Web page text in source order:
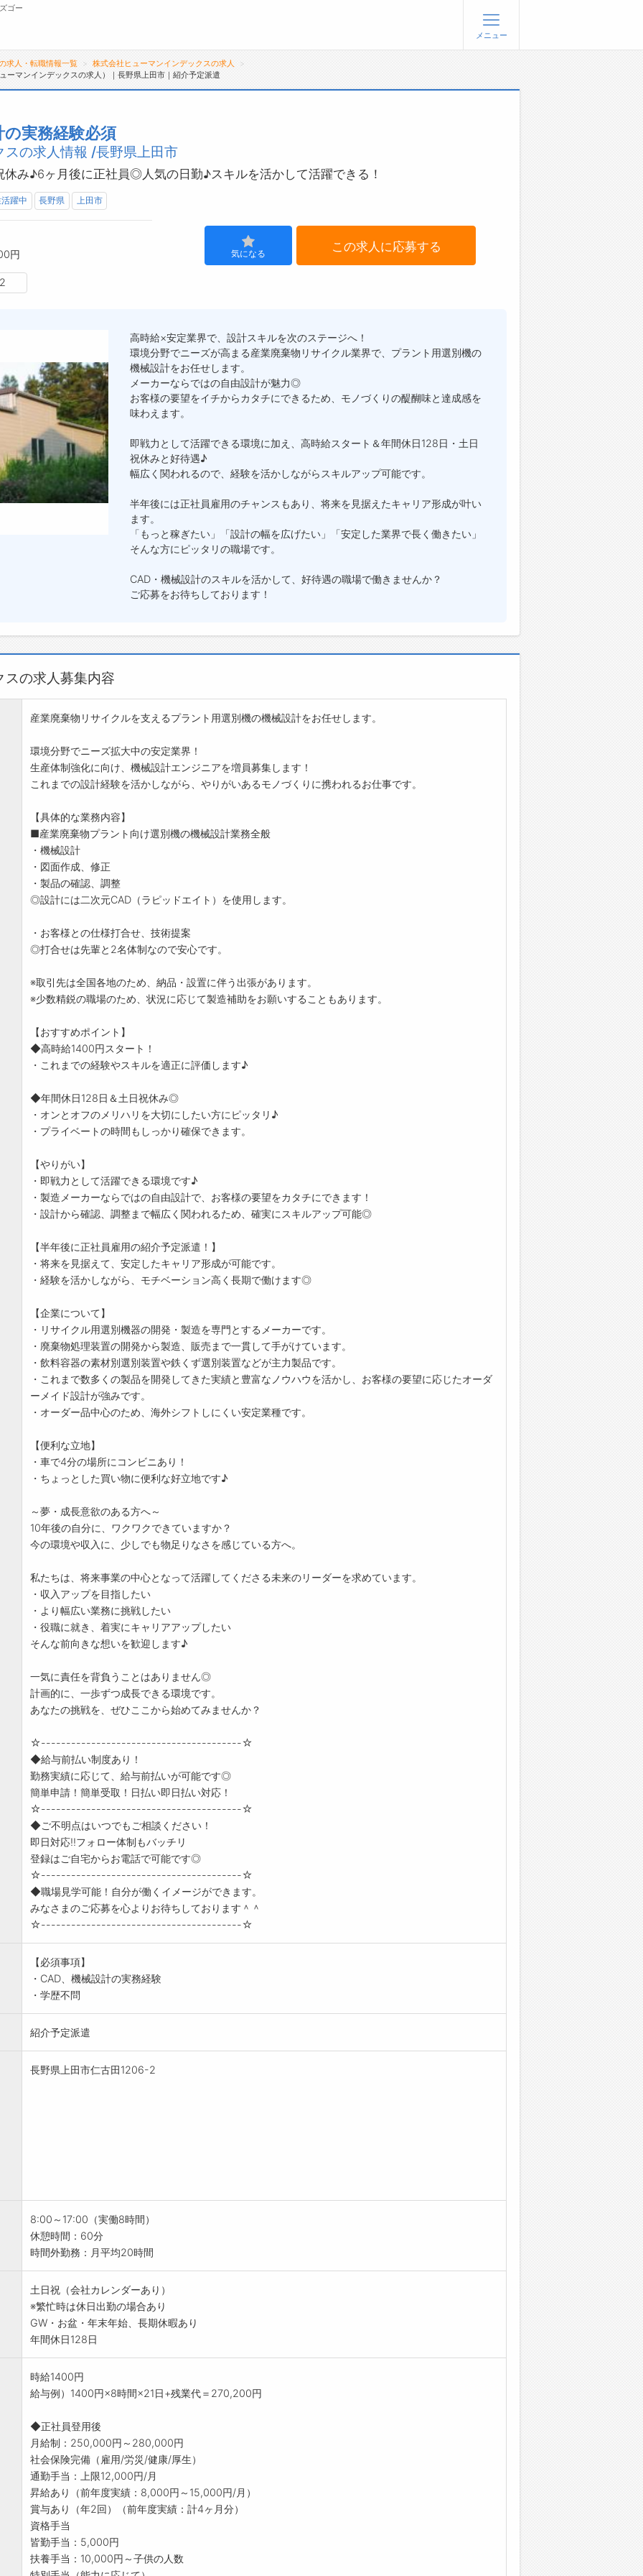
転職支援サービス
転職ノウハウ(応募書類の書き方・面接対策な
ど)
転職・採用コラム
お問い合わせ
ゴー
メニュー
求人・転職情報一覧
株式会社ヒューマンインデックスの求人
ーマンインデックスの求人）｜長野県上田市｜紹介予定派遣
実務経験必須
の求人情報 /長野県上田市
み♪6ヶ月後に正社員◎人気の日勤♪スキルを活かして活躍できる！
躍中 長野県 上田市
円 気になる この求人に応募する
高時給×安定業界で、設計スキルを次のステージへ！
環境分野でニーズが高まる産業廃棄物リサイクル業界で、プラント用選別機の
機械設計をお任せします。
メーカーならではの自由設計が魅力◎
お客様の要望をイチからカタチにできるため、モノづくりの醍醐味と達成感を
味わえます。
即戦力として活躍できる環境に加え、高時給スタート＆年間休日128日・土日
祝休みと好待遇♪
幅広く関われるので、経験を活かしながらスキルアップ可能です。
半年後には正社員雇用のチャンスもあり、将来を見据えたキャリア形成が叶い
ます。
「もっと稼ぎたい」「設計の幅を広げたい」「安定した業界で長く働きたい」
そんな方にピッタリの職場です。
CAD・機械設計のスキルを活かして、好待遇の職場で働きませんか？
ご応募をお待ちしております！
の求人募集内容
産業廃棄物リサイクルを支えるプラント用選別機の機械設計をお任せします。
環境分野でニーズ拡大中の安定業界！
生産体制強化に向け、機械設計エンジニアを増員募集します！
これまでの設計経験を活かしながら、やりがいあるモノづくりに携われるお仕事です。
【具体的な業務内容】
■産業廃棄物プラント向け選別機の機械設計業務全般
・機械設計
・図面作成、修正
・製品の確認、調整
◎設計には二次元CAD（ラピッドエイト）を使用します。
・お客様との仕様打合せ、技術提案
◎打合せは先輩と2名体制なので安心です。
※取引先は全国各地のため、納品・設置に伴う出張があります。
※少数精鋭の職場のため、状況に応じて製造補助をお願いすることもあります。
【おすすめポイント】
◆高時給1400円スタート！
・これまでの経験やスキルを適正に評価します♪
◆年間休日128日＆土日祝休み◎
・オンとオフのメリハリを大切にしたい方にピッタリ♪
・プライベートの時間もしっかり確保できます。
【やりがい】
・即戦力として活躍できる環境です♪
・製造メーカーならではの自由設計で、お客様の要望をカタチにできます！
・設計から確認、調整まで幅広く関われるため、確実にスキルアップ可能◎
【半年後に正社員雇用の紹介予定派遣！】
・将来を見据えて、安定したキャリア形成が可能です。
・経験を活かしながら、モチベーション高く長期で働けます◎
【企業について】
・リサイクル用選別機器の開発・製造を専門とするメーカーです。
・廃棄物処理装置の開発から製造、販売まで一貫して手がけています。
・飲料容器の素材別選別装置や鉄くず選別装置などが主力製品です。
・これまで数多くの製品を開発してきた実績と豊富なノウハウを活かし、お客様の要望に応じたオーダ
ーメイド設計が強みです。
・オーダー品中心のため、海外シフトしにくい安定業種です。
【便利な立地】
・車で4分の場所にコンビニあり！
・ちょっとした買い物に便利な好立地です♪
～夢・成長意欲のある方へ～
10年後の自分に、ワクワクできていますか？
今の環境や収入に、少しでも物足りなさを感じている方へ。
私たちは、将来事業の中心となって活躍してくださる未来のリーダーを求めています。
・収入アップを目指したい
・より幅広い業務に挑戦したい
・役職に就き、着実にキャリアアップしたい
そんな前向きな想いを歓迎します♪
一気に責任を背負うことはありません◎
計画的に、一歩ずつ成長できる環境です。
あなたの挑戦を、ぜひここから始めてみませんか？
☆----------------------------------------☆
◆給与前払い制度あり！
勤務実績に応じて、給与前払いが可能です◎
簡単申請！簡単受取！日払い即日払い対応！
☆----------------------------------------☆
◆ご不明点はいつでもご相談ください！
即日対応!!フォロー体制もバッチリ
登録はご自宅からお電話で可能です◎
☆----------------------------------------☆
◆職場見学可能！自分が働くイメージができます。
みなさまのご応募を心よりお待ちしております＾＾
☆----------------------------------------☆
【必須事項】
・CAD、機械設計の実務経験
・学歴不問
紹介予定派遣
長野県上田市仁古田1206-2
8:00～17:00（実働8時間）
休憩時間：60分
時間外勤務：月平均20時間
土日祝（会社カレンダーあり）
※繁忙時は休日出勤の場合あり
GW・お盆・年末年始、長期休暇あり
年間休日128日
時給1400円
給与例）1400円×8時間×21日+残業代＝270,200円
◆正社員登用後
月給制：250,000円～280,000円
社会保険完備（雇用/労災/健康/厚生）
通勤手当：上限12,000円/月
昇給あり（前年度実績：8,000円～15,000円/月）
賞与あり（年2回）（前年度実績：計4ヶ月分）
資格手当
皆勤手当：5,000円
扶養手当：10,000円～子供の人数